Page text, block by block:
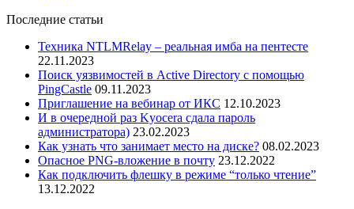
Последние статьи
Техника NTLMRelay – реальная имба на пентесте
22.11.2023
Поиск уязвимостей в Active Directory с помощью
PingCastle 09.11.2023
Приглашение на вебинар от ИКС 12.10.2023
И в очередной раз Kyocera сдала пароль
администратора) 23.02.2023
Как узнать что занимает место на диске? 08.02.2023
Опасное PNG-вложение в почту 23.12.2022
Как подключить флешку в режиме “только чтение”
13.12.2022